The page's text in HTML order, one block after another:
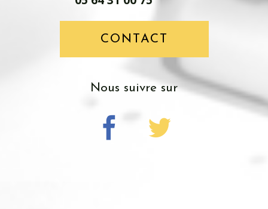
CONTACT
Nous suivre sur